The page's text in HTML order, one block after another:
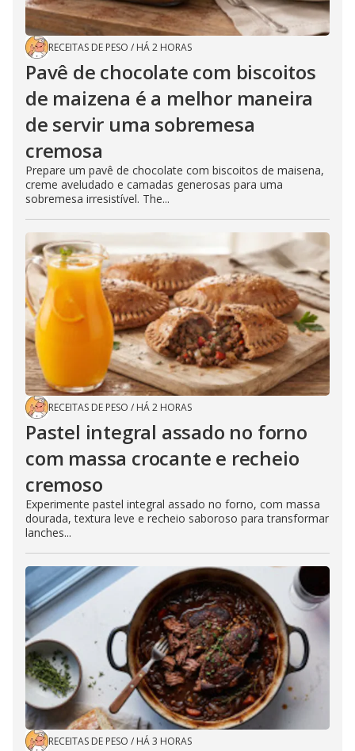
RECEITAS DE PESO / HÁ 2 HORAS
Pavê de chocolate com biscoitos
de maizena é a melhor maneira
de servir uma sobremesa
cremosa
Prepare um pavê de chocolate com biscoitos de maisena,
creme aveludado e camadas generosas para uma
sobremesa irresistível. The...
RECEITAS DE PESO / HÁ 2 HORAS
Pastel integral assado no forno
com massa crocante e recheio
cremoso
Experimente pastel integral assado no forno, com massa
dourada, textura leve e recheio saboroso para transformar
lanches...
RECEITAS DE PESO / HÁ 3 HORAS